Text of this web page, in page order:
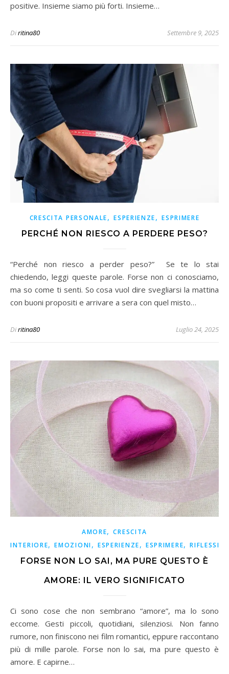
positive. Insieme siamo più forti. Insieme…
Diritina80 Settembre 9, 2025
CRESCITA PERSONALE,ESPERIENZE,ESPRIMERE
PERCHÉ NON RIESCO A PERDERE PESO?
“Perché non riesco a perder peso?” Se te lo stai
chiedendo, leggi queste parole. Forse non ci conosciamo,
ma so come ti senti. So cosa vuol dire svegliarsi la mattina
con buoni propositi e arrivare a sera con quel misto…
Diritina80 Luglio 24, 2025
AMORE,CRESCITA
INTERIORE,EMOZIONI, ESPERIENZE, ESPRIMERE,
FORSE NON LO SAI, MA PURE QUESTO È
AMORE: IL VERO SIGNIFICATO
Ci sono cose che non sembrano “amore”, ma lo sono
eccome. Gesti piccoli, quotidiani, silenziosi. Non fanno
rumore, non finiscono nei film romantici, eppure raccontano
più di mille parole. Forse non lo sai, ma pure questo è
amore. E capirne…